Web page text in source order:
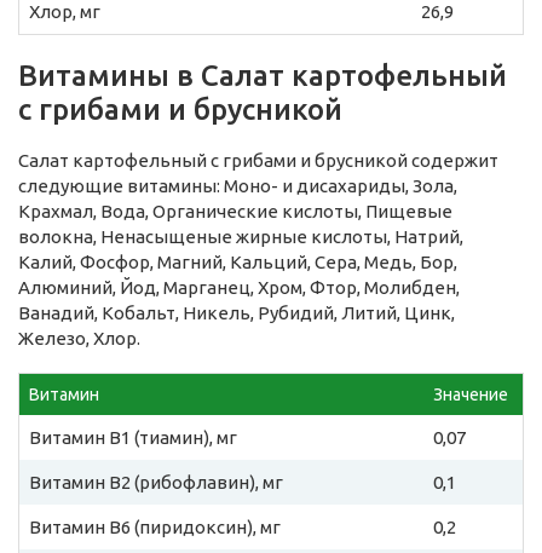
Хлор, мг 26,9
Витамины в Салат картофельный
с грибами и брусникой
Салат картофельный с грибами и брусникой содержит
следующие витамины: Моно- и дисахариды, Зола,
Крахмал, Вода, Органические кислоты, Пищевые
волокна, Ненасыщеные жирные кислоты, Натрий,
Калий, Фосфор, Магний, Кальций, Сера, Медь, Бор,
Алюминий, Йод, Марганец, Хром, Фтор, Молибден,
Ванадий, Кобальт, Никель, Рубидий, Литий, Цинк,
Железо, Хлор.
Витамин Значение
Витамин B1 (тиамин), мг 0,07
Витамин B2 (рибофлавин), мг 0,1
Витамин B6 (пиридоксин), мг 0,2